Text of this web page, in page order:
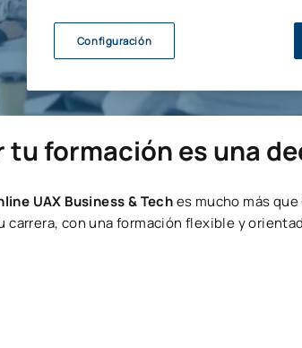
formación es una
UAX Business & Teches mucho más
con una formación flexible y
Configuración